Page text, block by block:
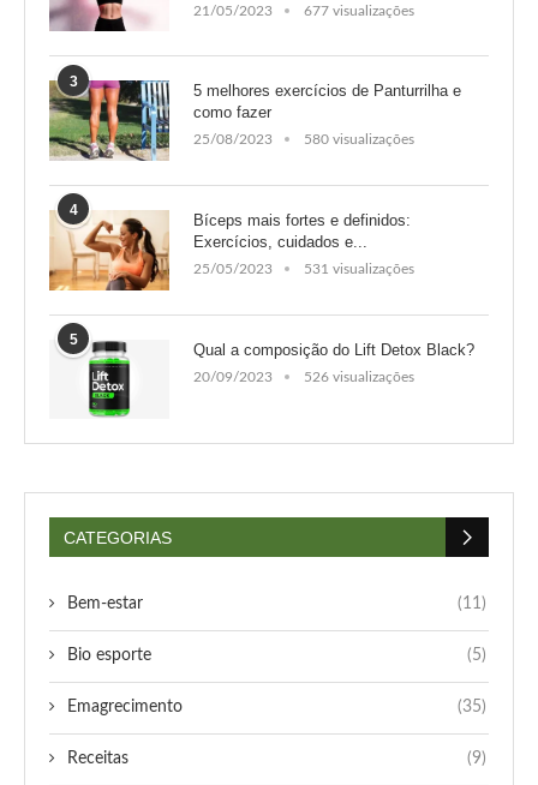
21/05/2023 677 visualizações
3
5 melhores exercícios de Panturrilha e
como fazer
25/08/2023 580 visualizações
4
Bíceps mais fortes e definidos:
Exercícios, cuidados e...
25/05/2023 531 visualizações
5
Qual a composição do Lift Detox Black?
20/09/2023 526 visualizações
CATEGORIAS
Bem-estar (11)
Bio esporte (5)
Emagrecimento (35)
Receitas (9)